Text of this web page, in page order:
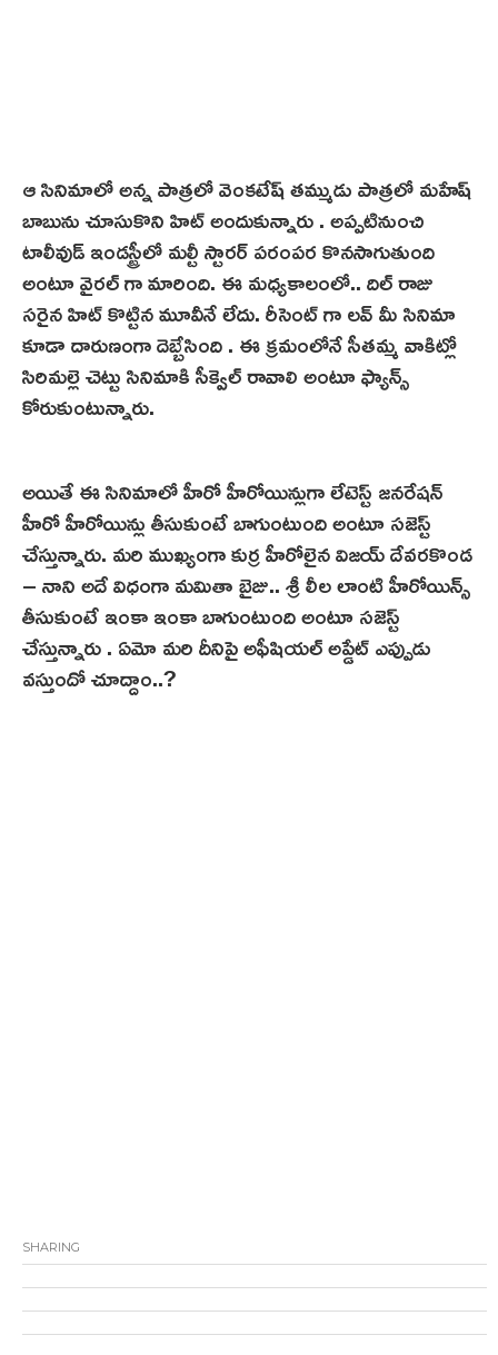
ఆ సినిమాలో అన్న పాత్రలో వెంకటేష్ తమ్ముడు పాత్రలో మహేష్
బాబును చూసుకొని హిట్ అందుకున్నారు . అప్పటినుంచి
టాలీవుడ్ ఇండస్ట్రీలో మల్టీ స్టారర్ పరంపర కొనసాగుతుంది
అంటూ వైరల్ గా మారింది. ఈ మధ్యకాలంలో.. దిల్ రాజు
సరైన హిట్ కొట్టిన మూవీనే లేదు. రీసెంట్ గా లవ్ మీ సినిమా
కూడా దారుణంగా దెబ్బేసింది . ఈ క్రమంలోనే సీతమ్మ వాకిట్లో
సిరిమల్లె చెట్టు సినిమాకి సీక్వెల్ రావాలి అంటూ ఫ్యాన్స్
కోరుకుంటున్నారు.
అయితే ఈ సినిమాలో హీరో హీరోయిన్లుగా లేటెస్ట్ జనరేషన్
హీరో హీరోయిన్లు తీసుకుంటే బాగుంటుంది అంటూ సజెస్ట్
చేస్తున్నారు. మరి ముఖ్యంగా కుర్ర హీరోలైన విజయ్ దేవరకొండ
– నాని అదే విధంగా మమితా బైజు.. శ్రీ లీల లాంటి హీరోయిన్స్
తీసుకుంటే ఇంకా ఇంకా బాగుంటుంది అంటూ సజెస్ట్
చేస్తున్నారు . ఏమో మరి దీనిపై అఫీషియల్ అప్డేట్ ఎప్పుడు
వస్తుందో చూద్దాం..?
SHARING